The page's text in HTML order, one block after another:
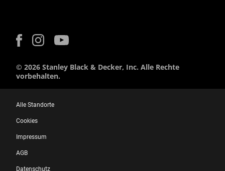
© 2026 Stanley Black & Decker, Inc. Alle Rechte
vorbehalten.
Alle Standorte
Cookies
Impressum
AGB
Datenschutz